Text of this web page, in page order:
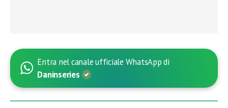
Entra nel canale ufficiale WhatsApp di
Daninseries